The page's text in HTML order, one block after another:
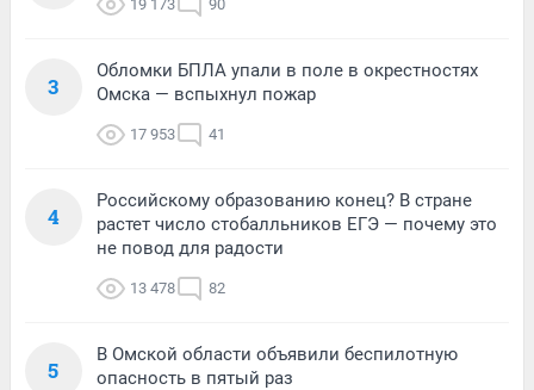
19 173 90
3
Обломки БПЛА упали в поле в окрестностях
Омска — вспыхнул пожар
17 953 41
4
Российскому образованию конец? В стране
растет число стобалльников ЕГЭ — почему это
не повод для радости
13 478 82
5
В Омской области объявили беспилотную
опасность в пятый раз